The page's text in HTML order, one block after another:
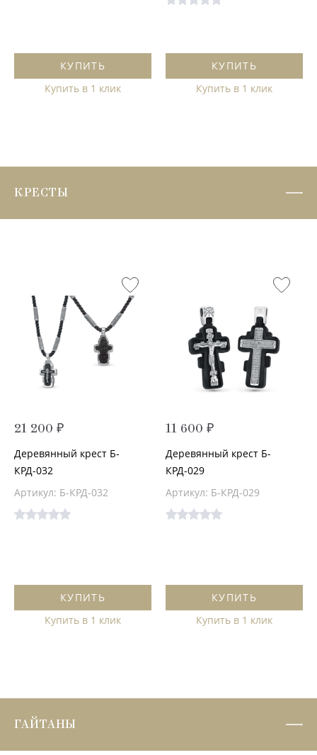
КУПИТЬ
Купить в 1 клик
КУПИТЬ
Купить в 1 клик
КРЕСТЫ
21 200 ₽
Деревянный крест Б-
КРД-032
Артикул: Б-КРД-032
КУПИТЬ
Купить в 1 клик
11 600 ₽
Деревянный крест Б-
КРД-029
Артикул: Б-КРД-029
КУПИТЬ
Купить в 1 клик
ГАЙТАНЫ